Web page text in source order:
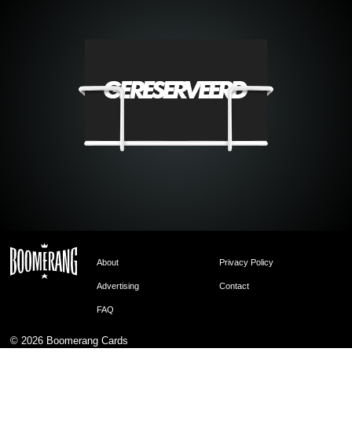
About Privacy Policy
Advertising Contact
FAQ
© 2026 Boomerang Cards